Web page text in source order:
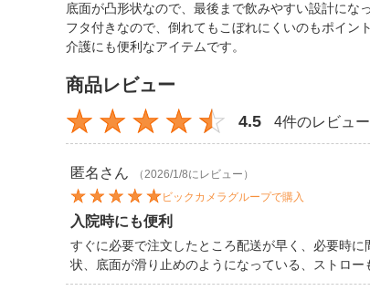
底面が凸形状なので、最後まで飲みやすい設計にな
フタ付きなので、倒れてもこぼれにくいのもポイント
介護にも便利なアイテムです。
商品レビュー
4.5 4件のレビュー
匿名 さん
（2026/1/8にレビュー）
ビックカメラグループで購入
入院時にも便利
すぐに必要で注文したところ配送が早く、必要時
状、底面が滑り止めのようになっている、ストロー